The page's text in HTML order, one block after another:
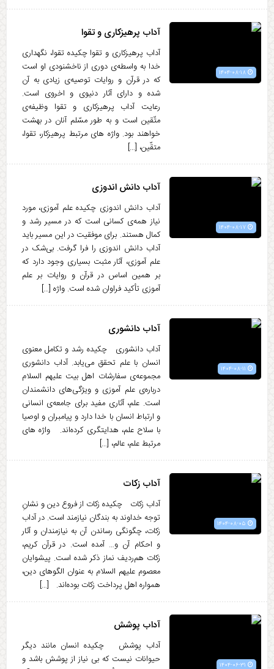
آداب پرهیزکاری و تقوا
آداب پرهیزکاری و تقوا چکیده تقوا، نگهداری
خدا به واسطه‌ی دوری از ناخشنودی او است
که در قرآن و روایات توصیه‌ی زیادی به آن
شده و دارای آثار دنیوی و اخروی است.
رعایت آداب پرهیزکاری و تقوا وظیفه‌ی
متّقین است و به طور مسّلم آنان در بهشت
خواهند بود. واژه های مرتبط پرهیزکار، تقوا،
متقّین، […]
آداب دانش اندوزی
آداب دانش اندوزی چکیده علم آموزی، مورد
نیاز همه‌ی کسانی است که در مسیر رشد و
کمال هستند. برای موفقیت در این مسیر باید
آداب دانش اندوزی را فرا گرفت. بی‌شک در
علم آموزی، آثار مثبت بسیاری وجود دارد که
بر همین اساس در قرآن و روایات بر علم
آموزی تأکید فراوان شده است. واژه […]
آداب دانشوری
آداب دانشوری چکیده رشد و تکامل معنوی
انسان با علم تحقق می‌یابد. آداب دانشوری
مجموعه‌ی سفارشات اهل بیت علیهم السلام
درباره‌ی علم آموزی و ویژگی‌های دانشمندان
است. علم، آثاری مفید برای جامعه‌ی انسانی
و ارتباط انسان با خدا دارد و پیامبران و اوصیا
با سلاح علم، هدایتگری کرده‌اند. واژه های
مرتبط علم، عالم، […]
آداب زکات
آداب زکات چکیده زکات از فروع دین و نشانِ
توجه خداوند به بندگان نیازمند است. در آداب
زکات، چگونگی رساندن آن به نیازمندان و آثار
و احکام آن و… آمده است. در قرآن کریم،
زکات هم‌ردیف نماز ذکر شده است. پیشوایان
معصوم علیهم السلام به عنوان الگوهای دین،
همواره اهل پرداخت زکات بوده‌اند. […]
آداب پوشش
آداب پوشش چکیده انسان مانند دیگر
حیوانات نیست که بی نیاز از پوشش باشد و